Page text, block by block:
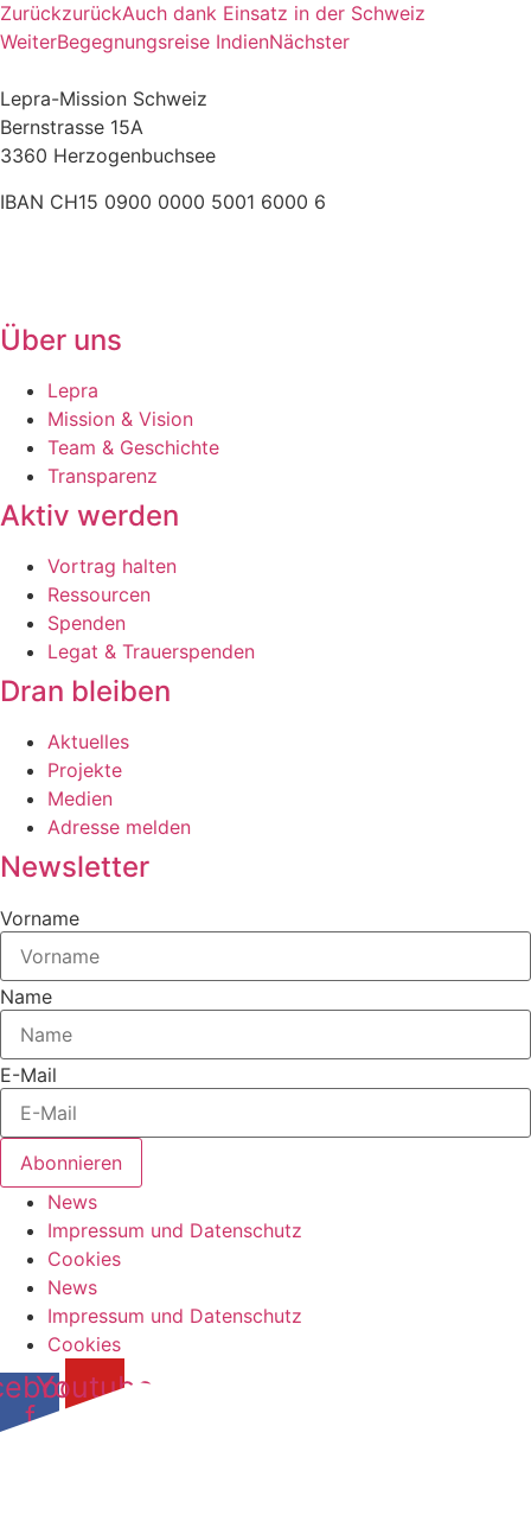
ZurückzurückAuch dank Einsatz in der Schweiz
WeiterBegegnungsreise IndienNächster
Lepra-Mission Schweiz
Bernstrasse 15A
3360 Herzogenbuchsee
IBAN CH15 0900 0000 5001 6000 6
Über uns
Lepra
Mission & Vision
Team & Geschichte
Transparenz
Aktiv werden
Vortrag halten
Ressourcen
Spenden
Legat & Trauerspenden
Dran bleiben
Aktuelles
Projekte
Medien
Adresse melden
Newsletter
Vorname
Name
E-Mail
Abonnieren
News
Impressum und Datenschutz
Cookies
News
Impressum und Datenschutz
Cookies
f
Youtube